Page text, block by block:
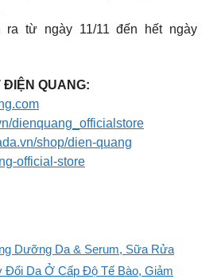
ra từ ngày 11/11 đến hết ngày
ĐIỆN QUANG:
dienquang_officialstore
shop/dien-quang
official-store
Dưỡng Da & Serum, Sữa Rửa
Đổi Da Ở Cấp Độ Tế Bào, Giảm